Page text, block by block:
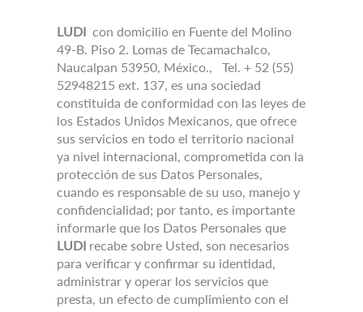
LUDI con domicilio en Fuente del Molino
49-B. Piso 2. Lomas de Tecamachalco,
Naucalpan 53950, México.,
Tel. + 52 (55)
52948215 ext. 137, es una sociedad
constituida de conformidad con las leyes de
los Estados Unidos Mexicanos, que ofrece
sus servicios en todo el territorio nacional
ya nivel internacional, comprometida con la
protección de sus Datos Personales,
cuando es responsable de su uso, manejo y
confidencialidad; por tanto, es importante
informarle que los Datos Personales que
LUDI recabe sobre Usted, son necesarios
para verificar y confirmar su identidad,
administrar y operar los servicios que
presta, un efecto de cumplimiento con el